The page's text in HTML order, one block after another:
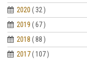
2020 ( 32 )
2019 ( 67 )
2018 ( 88 )
2017( 107 )